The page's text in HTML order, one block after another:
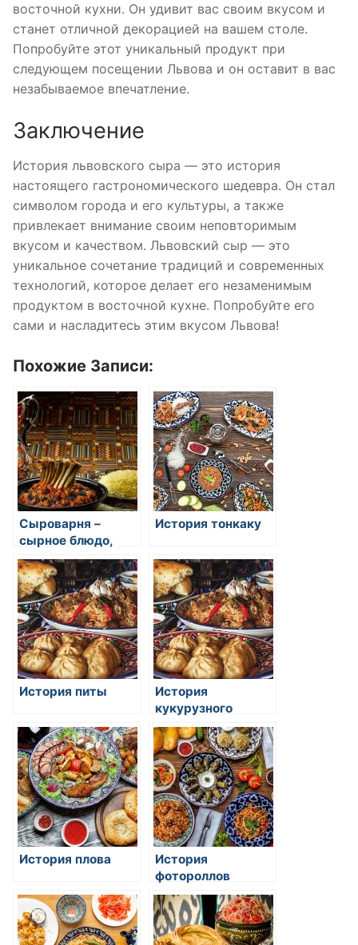
восточной кухни. Он удивит вас своим вкусом и
станет отличной декорацией на вашем столе.
Попробуйте этот уникальный продукт при
следующем посещении Львова и он оставит в вас
незабываемое впечатление.
Заключение
История львовского сыра — это история
настоящего гастрономического шедевра. Он стал
символом города и его культуры, а также
привлекает внимание своим неповторимым
вкусом и качеством. Львовский сыр — это
уникальное сочетание традиций и современных
технологий, которое делает его незаменимым
продуктом в восточной кухне. Попробуйте его
сами и насладитесь этим вкусом Львова!
Похожие Записи:
Сыроварня –
сырное блюдо,
состоящее из
тонких слоев
теста и сыра
История тонкаку
История питы
История
кукурузного
пирога
История плова
История
фотороллов